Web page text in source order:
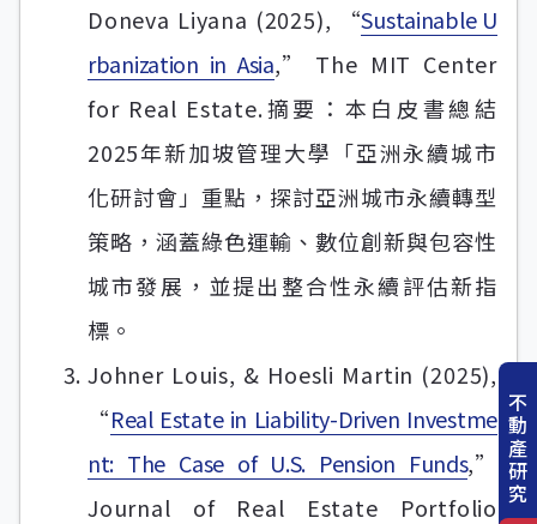
Doneva Liyana (2025), “Sustainable U
rbanization in Asia,” The MIT Center
for Real Estate.摘要：本白皮書總結
2025年新加坡管理大學「亞洲永續城市
化研討會」重點，探討亞洲城市永續轉型
策略，涵蓋綠色運輸、數位創新與包容性
城市發展，並提出整合性永續評估新指
標。
Johner Louis, & Hoesli Martin (2025),
“Real Estate in Liability-Driven Investme
nt: The Case of U.S. Pension Funds,”
Journal of Real Estate Portfolio
不
動
產
研
究